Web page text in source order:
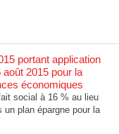
portant application
août 2015 pour la
économiques
social à 16 % au lieu
un plan épargne pour la